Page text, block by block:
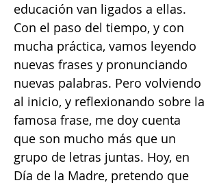
educación van ligados a ellas.
Con el paso del tiempo, y con
mucha práctica, vamos leyendo
nuevas frases y pronunciando
nuevas palabras. Pero volviendo
al inicio, y reflexionando sobre la
famosa frase, me doy cuenta
que son mucho más que un
grupo de letras juntas. Hoy, en
Día de la Madre, pretendo que